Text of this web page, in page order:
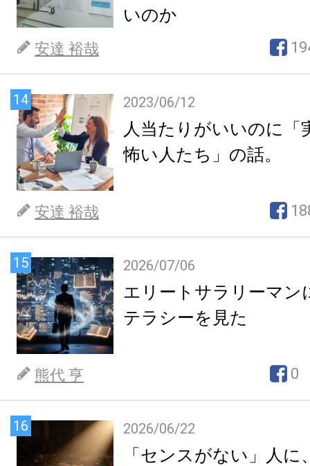
いのか
安達 裕哉
14 2023/06/12
人当たりがいいのに「
怖い人たち」の話。
安達 裕哉
15 2026/07/06
エリートサラリーマン
テラシーを見た
熊代 亨 0
16 2026/06/22
「センスがない」人